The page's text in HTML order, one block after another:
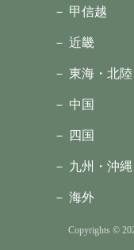
－ 甲信越
－ 近畿
－ 東海・北陸
－ 中国
－ 四国
－ 九州・沖縄
－ 海外
Copyrights ©